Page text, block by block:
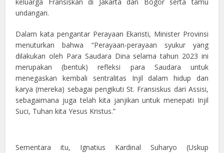
undangan.
Dalam kata pengantar Perayaan Ekaristi, Minister Provinsi
menuturkan bahwa “Perayaan-perayaan syukur yang
dilakukan oleh Para Saudara Dina selama tahun 2023 ini
merupakan (bentuk) refleksi para Saudara untuk
menegaskan kembali sentralitas Injil dalam hidup dan
karya (mereka) sebagai pengikuti St. Fransiskus dari Assisi,
sebagaimana juga telah kita janjikan untuk menepati Injil
Suci, Tuhan kita Yesus Kristus.”
Sementara itu, Ignatius Kardinal Suharyo (Uskup